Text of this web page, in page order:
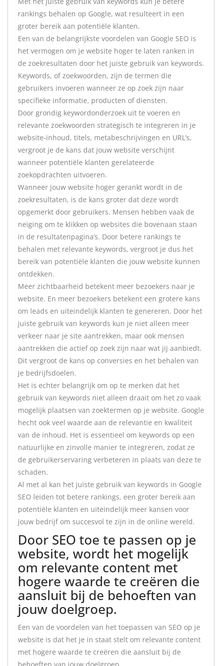
rankings behalen op Google, wat resulteert in een
groter bereik aan potentiële klanten.
Een van de belangrijkste voordelen van Google SEO is
het vermogen om je website hoger te laten ranken in
de zoekresultaten door het juiste gebruik van keywords.
Keywords, of zoekwoorden, zijn de termen die
gebruikers invoeren wanneer ze op zoek zijn naar
specifieke informatie, producten of diensten.
Door grondig keywordonderzoek uit te voeren en
relevante zoekwoorden strategisch te integreren in je
website-inhoud, titels, metabeschrijvingen en URL’s,
vergroot je de kans dat jouw website verschijnt
wanneer potentiële klanten gerelateerde
zoekopdrachten uitvoeren.
Wanneer jouw website hoger gerankt wordt in de
zoekresultaten, is de kans groter dat deze wordt
opgemerkt door gebruikers. Mensen hebben vaak de
neiging om te klikken op websites die bovenaan staan
in de resultatenpagina’s. Door betere rankings te
behalen met relevante keywords, vergroot je dus het
bereik van potentiële klanten die jouw website kunnen
ontdekken.
Meer zichtbaarheid betekent meer bezoekers naar je
website. En meer bezoekers betekent een grotere kans
om leads en uiteindelijk klanten te genereren. Door het
juiste gebruik van keywords kun je niet alleen meer
verkeer naar je site aantrekken, maar ook mensen
aantrekken die actief op zoek zijn naar wat jij aanbiedt.
Dit vergroot de kans op conversies en het behalen van
je bedrijfsdoelen.
Het is echter belangrijk om op te merken dat het
gebruik van keywords niet alleen draait om het zo vaak
mogelijk plaatsen van zoektermen op je website. Google
hecht ook veel waarde aan de relevantie en kwaliteit
van de inhoud. Het is essentieel om keywords op een
natuurlijke en zinvolle manier te integreren, zodat ze
de gebruikerservaring verbeteren in plaats van deze te
schaden.
Al met al kan het juiste gebruik van keywords in Google
SEO leiden tot betere rankings, een groter bereik aan
potentiële klanten en uiteindelijk meer kansen voor
jouw bedrijf om succesvol te zijn in de online wereld.
Door SEO toe te passen op je
website, wordt het mogelijk
om relevante content met
hogere waarde te creëren die
aansluit bij de behoeften van
jouw doelgroep.
Een van de voordelen van het toepassen van SEO op je
website is dat het je in staat stelt om relevante content
met hogere waarde te creëren die aansluit bij de